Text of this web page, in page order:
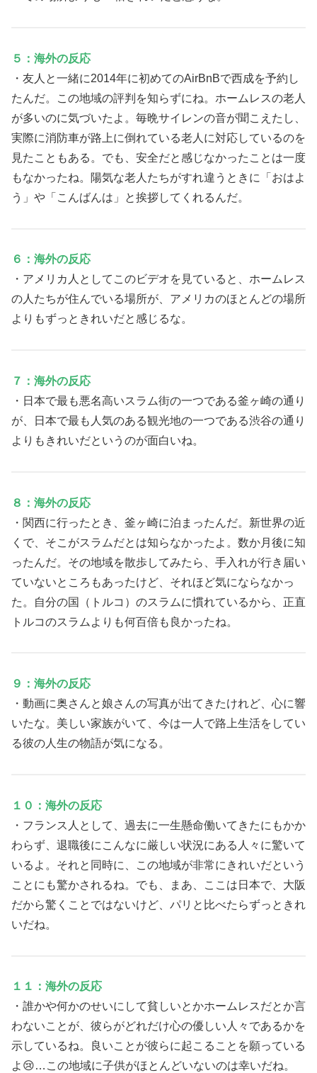
５：海外の反応
・友人と一緒に2014年に初めてのAirBnBで西成を予約し
たんだ。この地域の評判を知らずにね。ホームレスの老人
が多いのに気づいたよ。毎晩サイレンの音が聞こえたし、
実際に消防車が路上に倒れている老人に対応しているのを
見たこともある。でも、安全だと感じなかったことは一度
もなかったね。陽気な老人たちがすれ違うときに「おはよ
う」や「こんばんは」と挨拶してくれるんだ。
６：海外の反応
・アメリカ人としてこのビデオを見ていると、ホームレス
の人たちが住んでいる場所が、アメリカのほとんどの場所
よりもずっときれいだと感じるな。
７：海外の反応
・日本で最も悪名高いスラム街の一つである釜ヶ崎の通り
が、日本で最も人気のある観光地の一つである渋谷の通り
よりもきれいだというのが面白いね。
８：海外の反応
・関西に行ったとき、釜ヶ崎に泊まったんだ。新世界の近
くで、そこがスラムだとは知らなかったよ。数か月後に知
ったんだ。その地域を散歩してみたら、手入れが行き届い
ていないところもあったけど、それほど気にならなかっ
た。自分の国（トルコ）のスラムに慣れているから、正直
トルコのスラムよりも何百倍も良かったね。
９：海外の反応
・動画に奥さんと娘さんの写真が出てきたけれど、心に響
いたな。美しい家族がいて、今は一人で路上生活をしてい
る彼の人生の物語が気になる。
１０：海外の反応
・フランス人として、過去に一生懸命働いてきたにもかか
わらず、退職後にこんなに厳しい状況にある人々に驚いて
いるよ。それと同時に、この地域が非常にきれいだという
ことにも驚かされるね。でも、まあ、ここは日本で、大阪
だから驚くことではないけど、パリと比べたらずっときれ
いだね。
１１：海外の反応
・誰かや何かのせいにして貧しいとかホームレスだとか言
わないことが、彼らがどれだけ心の優しい人々であるかを
示しているね。良いことが彼らに起こることを願っている
よ😢…この地域に子供がほとんどいないのは幸いだね。